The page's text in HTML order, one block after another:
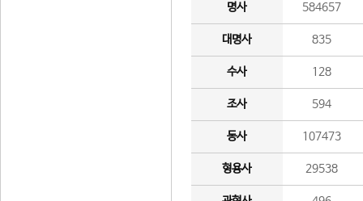
명사 584657
대명사 835
수사 128
조사 594
동사 107473
형용사 29538